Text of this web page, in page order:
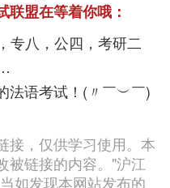
盟在等着你哦：
专八，公四，考研二
法语考试！(〃￣︶￣)
接，仅供学习使用。本
被链接的内容。"沪江
如发现本网站发布的